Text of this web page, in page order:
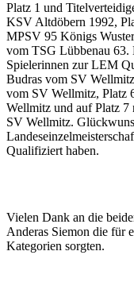
Platz 1 und
KSV Altdöbern 1992,
MPSV 95 Königs
vom TSG Lübbenau 63.
Spielerinnen zur LEM
Budras vom SV
vom SV Wellmitz, Platz
Wellmitz und auf Platz
SV Wellmitz.
Qualifiziert haben.
Vielen Dank an die
Anderas Siemon die für
Kategorien sorgten.